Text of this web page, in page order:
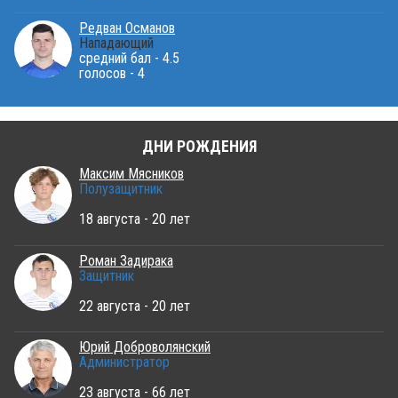
Редван Османов
Нападающий
средний бал - 4.5
голосов - 4
ДНИ РОЖДЕНИЯ
Максим Мясников
Полузащитник
18 августа - 20 лет
Роман Задирака
Защитник
22 августа - 20 лет
Юрий Доброволянский
Администратор
23 августа - 66 лет